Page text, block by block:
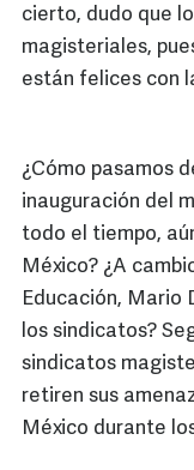
cierto, dudo que
magisteriales,
están felices con
¿Cómo pasamos
inauguración del
todo el tiempo,
México? ¿A
Educación, Mario
los sindicatos?
sindicatos
retiren sus
México durante